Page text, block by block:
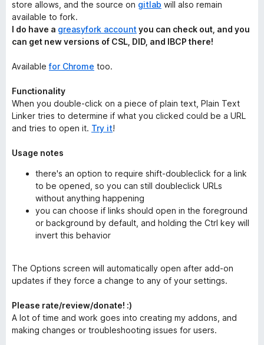
store allows, and the source on gitlab will also remain
available to fork.
I do have a greasyfork account you can check out, and you
can get new versions of CSL, DID, and IBCP there!
Availablefor Chrome too.
Functionality
When you double-click on a piece of plain text, Plain Text
Linker tries to determine if what you clicked could be a URL
and tries to open it. Try it!
Usage notes
there's an option to require shift-doubleclick for a link
to be opened, so you can still doubleclick URLs
without anything happening
you can choose if links should open in the foreground
or background by default, and holding the Ctrl key will
invert this behavior
The Options screen will automatically open after add-on
updates if they force a change to any of your settings.
Please rate/review/donate! :)
A lot of time and work goes into creating my addons, and
making changes or troubleshooting issues for users.